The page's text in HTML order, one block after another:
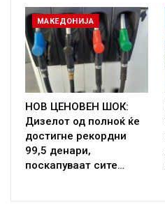
МАКЕДОНИЈА
НОВ ЦЕНОВЕН ШОК:
Дизелот од полноќ ќе
достигне рекордни
99,5 денари,
поскапуваат сите…